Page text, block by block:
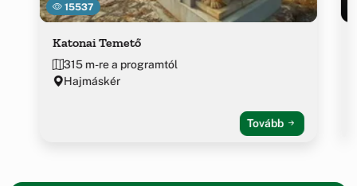
15537
Katonai Temető
315 m-re a programtól
Hajmáskér
Tovább